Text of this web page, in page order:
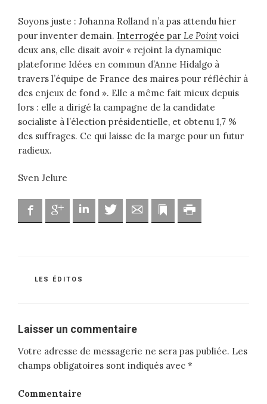
Soyons juste : Johanna Rolland n’a pas attendu hier
pour inventer demain. Interrogée par Le Pointvoici
deux ans, elle disait avoir « rejoint la dynamique
plateforme Idées en commun d’Anne Hidalgo à
travers l’équipe de France des maires pour réfléchir à
des enjeux de fond ». Elle a même fait mieux depuis
lors : elle a dirigé la campagne de la candidate
socialiste à l’élection présidentielle, et obtenu 1,7 %
des suffrages. Ce qui laisse de la marge pour un futur
radieux.
Sven Jelure
FacebookGoogle Linkedin Twitter Adresse mailMarque-page
CATÉGORIES
LES ÉDITOS
Laisser un commentaire
Votre adresse de messagerie ne sera pas publiée. Les
champs obligatoires sont indiqués avec *
Commentaire